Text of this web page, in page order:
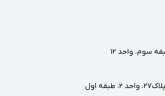
سوم، واحد ١٢
اول